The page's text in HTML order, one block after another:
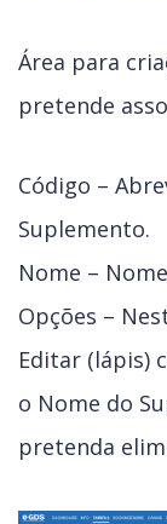
Área para
pretende
Código –
Suplemento.
Nome –
Opções –
Editar (lápis)
o Nome do
pretenda